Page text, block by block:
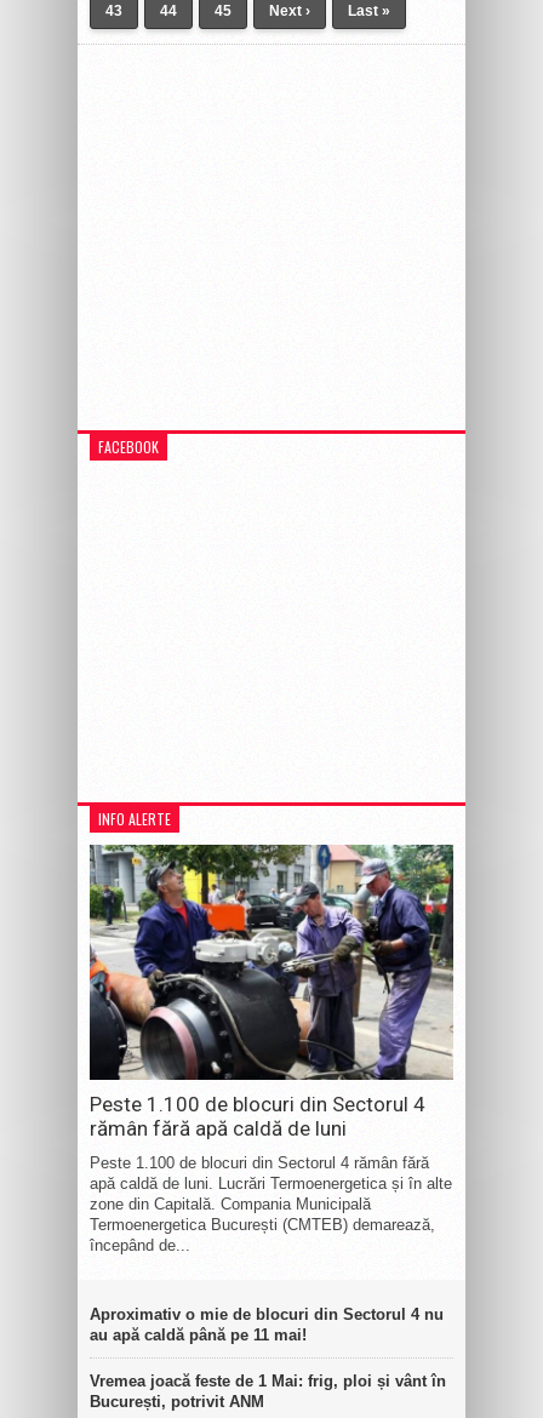
43 44 45 Next › Last »
FACEBOOK
INFO ALERTE
Peste 1.100 de blocuri din Sectorul 4
rămân fără apă caldă de luni
Peste 1.100 de blocuri din Sectorul 4 rămân fără
apă caldă de luni. Lucrări Termoenergetica și în alte
zone din Capitală. Compania Municipală
Termoenergetica București (CMTEB) demarează,
începând de...
Aproximativ o mie de blocuri din Sectorul 4 nu
au apă caldă până pe 11 mai!
Vremea joacă feste de 1 Mai: frig, ploi și vânt în
București, potrivit ANM